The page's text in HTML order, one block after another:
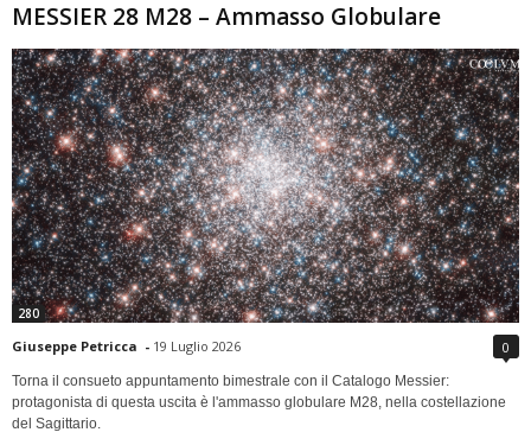
MESSIER 28 M28 – Ammasso Globulare
280
Giuseppe Petricca - 19 Luglio 2026 0
Torna il consueto appuntamento bimestrale con il Catalogo Messier:
protagonista di questa uscita è l'ammasso globulare M28, nella costellazione
del Sagittario.